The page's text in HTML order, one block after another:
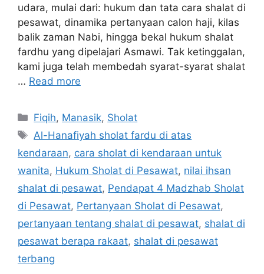
udara, mulai dari: hukum dan tata cara shalat di
pesawat, dinamika pertanyaan calon haji, kilas
balik zaman Nabi, hingga bekal hukum shalat
fardhu yang dipelajari Asmawi. Tak ketinggalan,
kami juga telah membedah syarat-syarat shalat
… Read more
Categories
Fiqih, Manasik, Sholat
Tags
Al-Hanafiyah sholat fardu di atas
kendaraan, cara sholat di kendaraan untuk
wanita, Hukum Sholat di Pesawat, nilai ihsan
shalat di pesawat, Pendapat 4 Madzhab Sholat
di Pesawat, Pertanyaan Sholat di Pesawat,
pertanyaan tentang shalat di pesawat, shalat di
pesawat berapa rakaat, shalat di pesawat
terbang